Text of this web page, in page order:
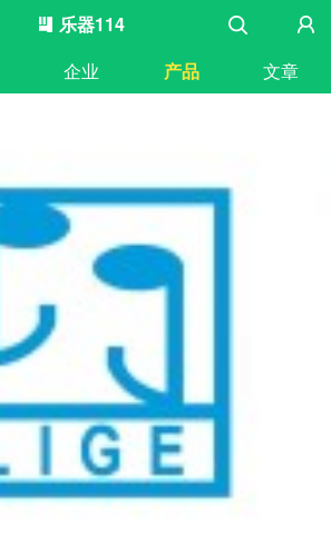
乐器114
企业 产品 文章